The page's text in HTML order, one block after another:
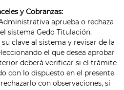
y Cobranzas:
aprueba o rechaza
sistema Gedo Titulación.
clave al sistema y revisar de la
el que desea aprobar
deberá verificar si el trámite
con lo dispuesto en el presente
con observaciones, si